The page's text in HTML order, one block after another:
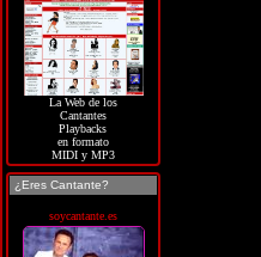
La Web de los
Cantantes
Playbacks
en formato
MIDI y MP3
¿Eres Cantante?
soycantante.es